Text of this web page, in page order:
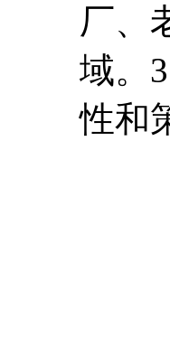
厂、
域。
性和